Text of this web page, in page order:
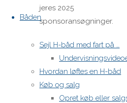
Båden
Sejl H-båd med fart på …
Hvordan løftes en H-båd
Køb og salg
Opret køb eller
jeres 2025
sponsoransøgninger.
Dato:
Lørdag d.
1. februar
2025